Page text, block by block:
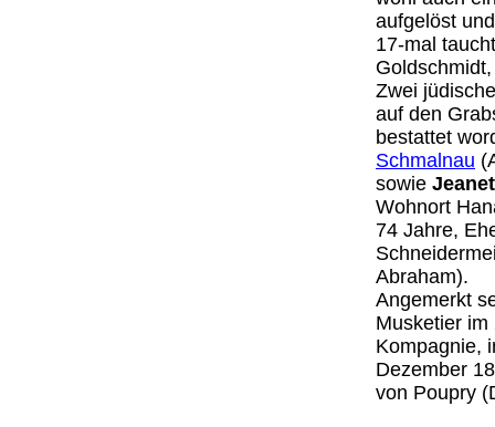
aufgelöst
17-mal
Zwei
auf den
bestattet
Schmalnau
sowie
Wohnort
74 Jahre,
Abraham).
Angemerkt
Musketier
Kompagnie,
Dezember
von Poupry